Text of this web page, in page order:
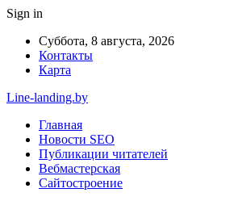
Sign in
Суббота, 8 августа, 2026
Контакты
Карта
Line-landing.by
Главная
Новости SEO
Публикации читателей
Вебмастерская
Сайтостроение